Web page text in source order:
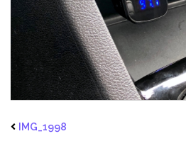
IMG_1998